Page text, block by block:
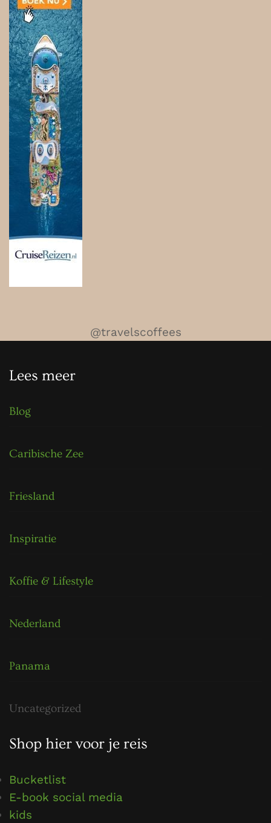
@travelscoffees
Lees meer
Blog
Caribische Zee
Friesland
Inspiratie
Koffie & Lifestyle
Nederland
Panama
Uncategorized
Shop hier voor je reis
Bucketlist
E-book social media
kids